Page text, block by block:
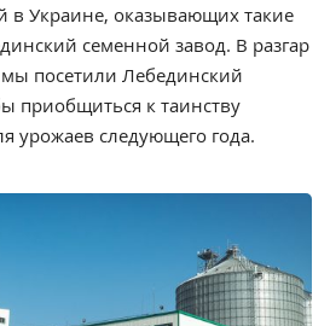
в Украине, оказывающих такие
семенной завод. В разгар
мы посетили Лебединский
приобщиться к таинству
урожаев следующего года.